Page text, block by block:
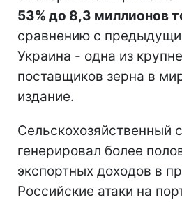
53% до 8,3 миллионов
сравнению с
Украина - одна из
поставщиков зерна в
издание.
Сельскохозяйственный
генерировал более
экспортных доходов в
Российские атаки на